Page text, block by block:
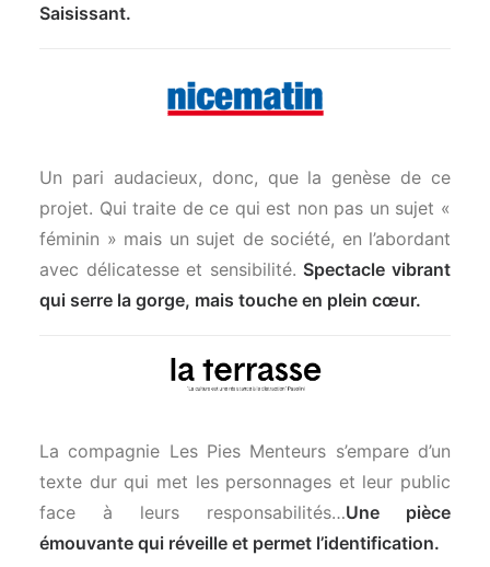
Saisissant.
Un pari audacieux, donc, que la genèse de ce
projet. Qui traite de ce qui est non pas un sujet «
féminin » mais un sujet de société, en l’abordant
avec délicatesse et sensibilité. Spectacle vibrant
qui serre la gorge, mais touche en plein cœur.
La compagnie Les Pies Menteurs s’empare d’un
texte dur qui met les personnages et leur public
face à leurs responsabilités…Une pièce
émouvante qui réveille et permet l’identification.